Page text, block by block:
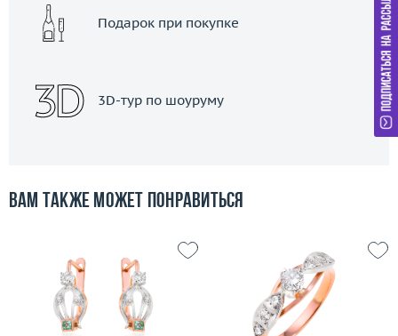
Подарок при покупке
3D-тур по шоуруму
Вам также может понравиться